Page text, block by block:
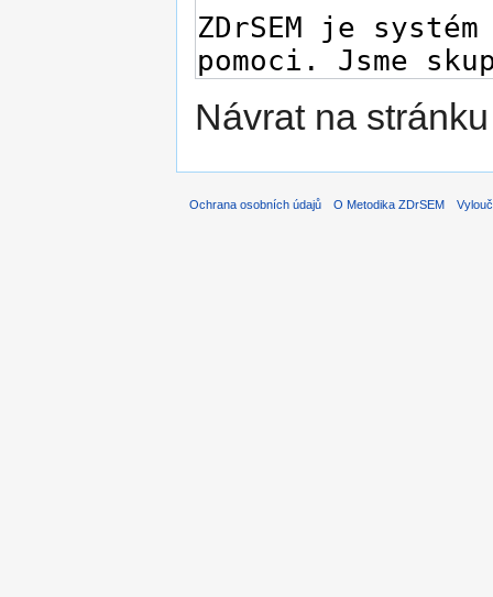
Návrat na stránku
Ochrana osobních údajů O Metodika ZDrSEM